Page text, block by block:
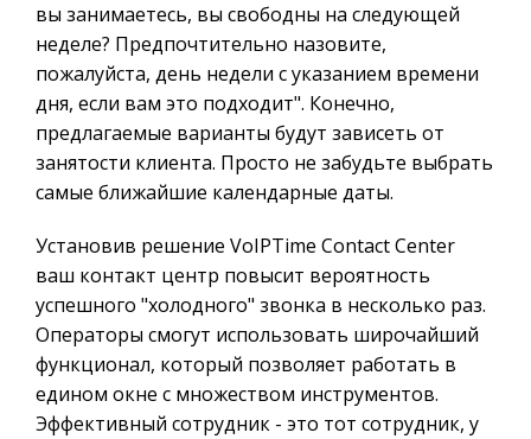
вы занимаетесь, вы свободны на следующей
неделе? Предпочтительно назовите,
пожалуйста, день недели с указанием времени
дня, если вам это подходит". Конечно,
предлагаемые варианты будут зависеть от
занятости клиента. Просто не забудьте выбрать
самые ближайшие календарные даты.
Установив решение VoIPTime Contact Center
ваш контакт центр повысит вероятность
успешного "холодного" звонка в несколько раз.
Операторы смогут использовать широчайший
функционал, который позволяет работать в
едином окне с множеством инструментов.
Эффективный сотрудник - это тот сотрудник, у